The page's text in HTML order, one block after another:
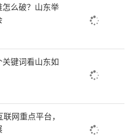
么破？山东举
键词看山东如
网重点平台，